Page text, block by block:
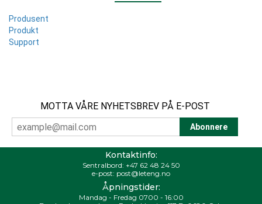
Produsent
Produkt
Support
MOTTA VÅRE NYHETSBREV PÅ E-POST
Kontaktinfo:
Sentralbord: +47 62 48 24 50
e-post: post@leteng.no
Åpningstider:
Mandag - Fredag 0700 - 16:00